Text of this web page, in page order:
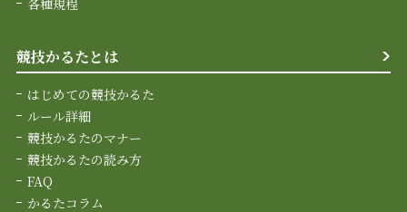
競技かるたとは
はじめての競技かるた
ルール詳細
競技かるたのマナー
競技かるたの読み方
FAQ
かるたコラム